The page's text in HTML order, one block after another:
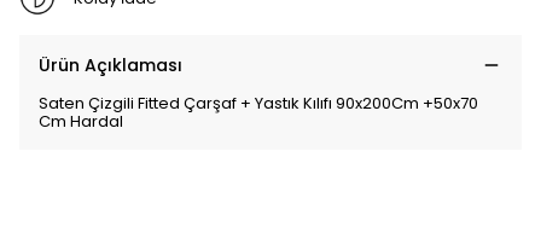
Ürün Açıklaması
Saten Çizgili Fitted Çarşaf + Yastık Kılıfı 90x200Cm +50x70
Cm Hardal